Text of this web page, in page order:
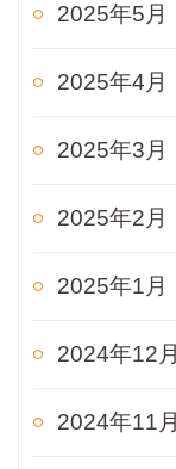
2025年5月
2025年4月
2025年3月
2025年2月
2025年1月
2024年12月
2024年11月